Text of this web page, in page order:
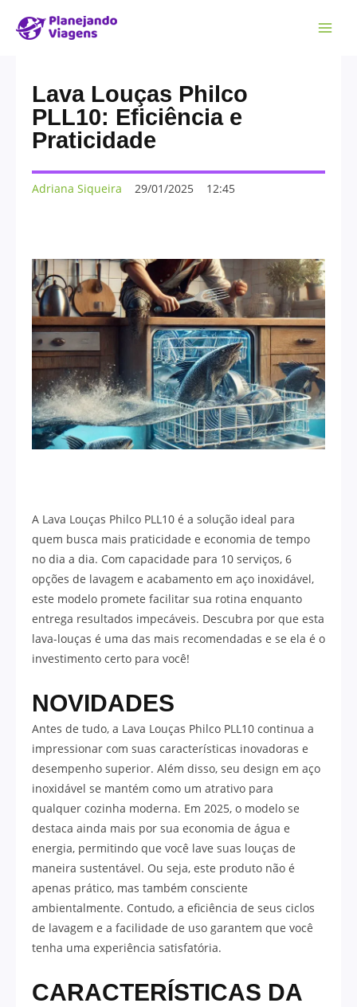
Lava Louças Philco
PLL10: Eficiência e
Praticidade
Adriana Siqueira 29/01/2025 12:45
A Lava Louças Philco PLL10 é a solução ideal para
quem busca mais praticidade e economia de tempo
no dia a dia. Com capacidade para 10 serviços, 6
opções de lavagem e acabamento em aço inoxidável,
este modelo promete facilitar sua rotina enquanto
entrega resultados impecáveis. Descubra por que esta
lava-louças é uma das mais recomendadas e se ela é o
investimento certo para você!
NOVIDADES
Antes de tudo, a Lava Louças Philco PLL10 continua a
impressionar com suas características inovadoras e
desempenho superior. Além disso, seu design em aço
inoxidável se mantém como um atrativo para
qualquer cozinha moderna. Em 2025, o modelo se
destaca ainda mais por sua economia de água e
energia, permitindo que você lave suas louças de
maneira sustentável. Ou seja, este produto não é
apenas prático, mas também consciente
ambientalmente. Contudo, a eficiência de seus ciclos
de lavagem e a facilidade de uso garantem que você
tenha uma experiência satisfatória.
CARACTERÍSTICAS DA